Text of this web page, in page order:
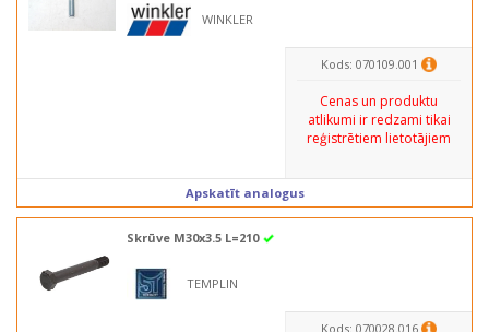
WINKLER
Kods: 070109.001
Cenas un produktu
atlikumi ir redzami tikai
reģistrētiem lietotājiem
Apskatīt analogus
Skrūve M30x3.5 L=210
TEMPLIN
Kods: 070028.016